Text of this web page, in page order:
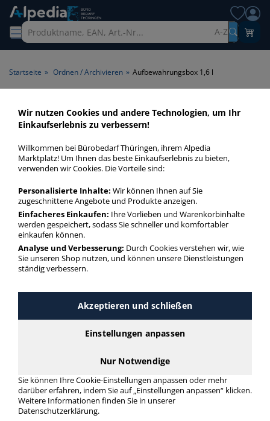
A-Z
Startseite » Ordnen / Archivieren » Aufbewahrungsbox 1,6 l
Aufbewahrungsbox 1,6 l >
Volumen 1,6 l
Transportboxen 1,6 l in bester Qualität zum günstigen Preis.
Finden Sie schnell Transportboxen 1,6 l mit unserer Filter-
Aufbewahrungsbox 1,6 l
mehr Infos zur Kategorie
Aufbewahrungsbox
84 l
Aufbewahrungsbox
64 l
Aufbewahrungsbox
Wir nutzen Cookies und andere Technologien, um Ihr
Einkaufserlebnis zu verbessern!
Willkommen bei Bürobedarf Thüringen, ihrem Alpedia
Marktplatz! Um Ihnen das beste Einkaufserlebnis zu bieten,
verwenden wir Cookies. Die Vorteile sind:
Personalisierte Inhalte: Wir können Ihnen auf Sie
zugeschnittene Angebote und Produkte anzeigen.
Einfacheres Einkaufen: Ihre Vorlieben und Warenkorbinhalte
werden gespeichert, sodass Sie schneller und komfortabler
einkaufen können.
Analyse und Verbesserung: Durch Cookies verstehen wir, wie
Sie unseren Shop nutzen, und können unsere Dienstleistungen
ständig verbessern.
Akzeptieren und schließen
Einstellungen anpassen
Nur Notwendige
Sie können Ihre Cookie-Einstellungen anpassen oder mehr
darüber erfahren, indem Sie auf „Einstellungen anpassen“ klicken.
Weitere Informationen finden Sie in unserer
Datenschutzerklärung.